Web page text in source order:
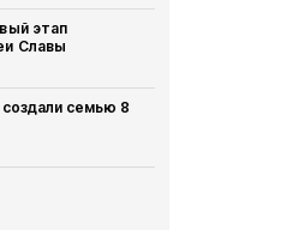
этап
Славы
создали семью 8